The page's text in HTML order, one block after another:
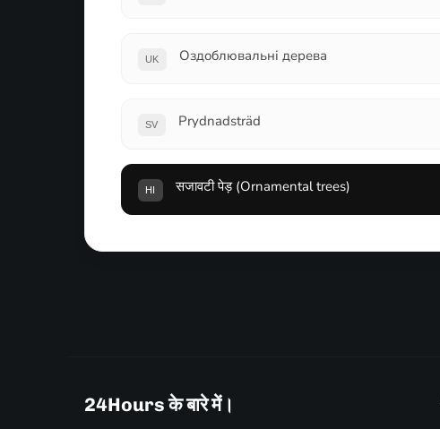
UK Оздоблювальні дерева
SV Prydnadsträd
HI सजावटी पेड़ (Ornamental trees)
24Hours के बारे में।